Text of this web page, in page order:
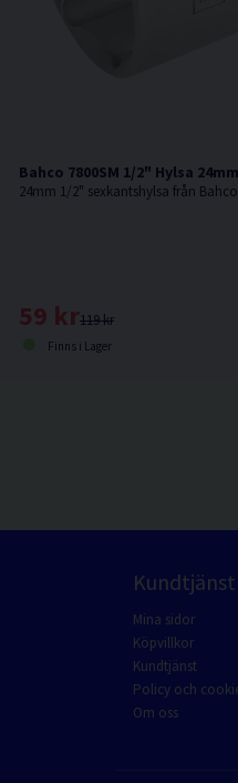
Bahco 7800SM 1/2" Hylsa 24mm
24mm 1/2" sexkantshylsa från
119 kr
59 kr
Finns i Lager
Kundtjänst
Mina sidor
Köpvillkor
Kundtjänst
Policy och
Om oss